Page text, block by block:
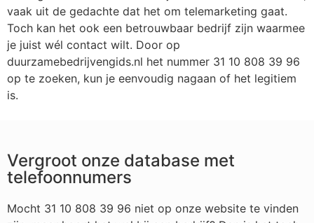
vaak uit de gedachte dat het om telemarketing gaat.
Toch kan het ook een betrouwbaar bedrijf zijn waarmee
je juist wél contact wilt. Door op
duurzamebedrijvengids.nl het nummer 31 10 808 39 96
op te zoeken, kun je eenvoudig nagaan of het legitiem
is.
Vergroot onze database met
telefoonnumers
Mocht 31 10 808 39 96 niet op onze website te vinden